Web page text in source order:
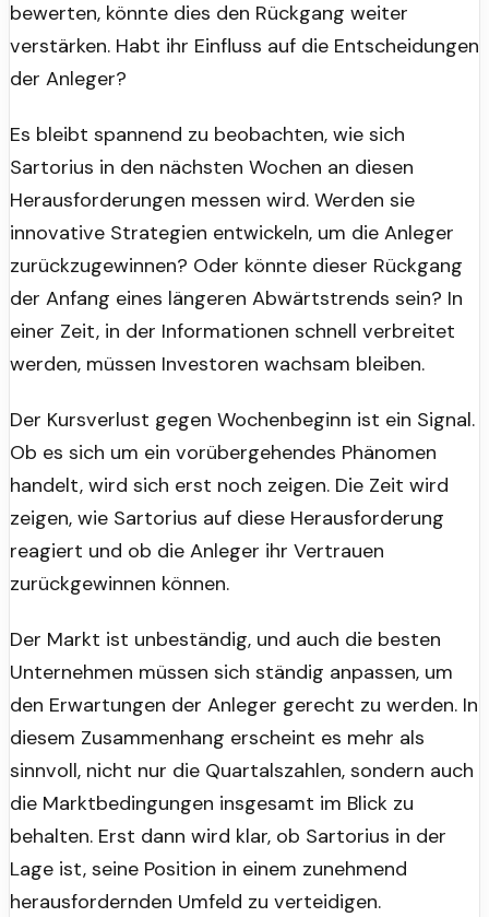
bewerten, könnte dies den Rückgang weiter
verstärken. Habt ihr Einfluss auf die Entscheidungen
der Anleger?
Es bleibt spannend zu beobachten, wie sich
Sartorius in den nächsten Wochen an diesen
Herausforderungen messen wird. Werden sie
innovative Strategien entwickeln, um die Anleger
zurückzugewinnen? Oder könnte dieser Rückgang
der Anfang eines längeren Abwärtstrends sein? In
einer Zeit, in der Informationen schnell verbreitet
werden, müssen Investoren wachsam bleiben.
Der Kursverlust gegen Wochenbeginn ist ein Signal.
Ob es sich um ein vorübergehendes Phänomen
handelt, wird sich erst noch zeigen. Die Zeit wird
zeigen, wie Sartorius auf diese Herausforderung
reagiert und ob die Anleger ihr Vertrauen
zurückgewinnen können.
Der Markt ist unbeständig, und auch die besten
Unternehmen müssen sich ständig anpassen, um
den Erwartungen der Anleger gerecht zu werden. In
diesem Zusammenhang erscheint es mehr als
sinnvoll, nicht nur die Quartalszahlen, sondern auch
die Marktbedingungen insgesamt im Blick zu
behalten. Erst dann wird klar, ob Sartorius in der
Lage ist, seine Position in einem zunehmend
herausfordernden Umfeld zu verteidigen.